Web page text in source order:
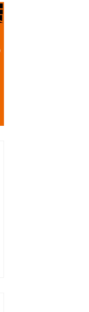
仁达鞋厂厂长
活动
始祖之争